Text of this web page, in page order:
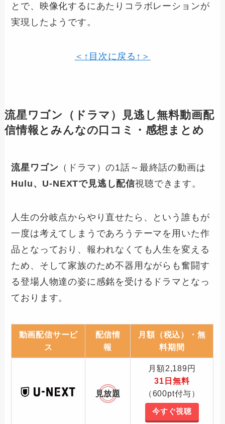
とで、映像化するにあたりコラボレーションが
実現したようです。
＜↑目次に戻る↑＞
流星ワゴン
（ドラマ）見逃し無料動画配
信情報とみんなの口コミ・感想まとめ
流星ワゴン （ドラマ）の1話～最終話の動画は
Hulu、U-NEXTで見逃し配信視聴できます。
人生の分岐点からやり直せたら、という誰もが
一度は考えてしまうであろうテーマを用いた作
品となっており、報われなくても人生を変える
ため、そして家族のため不器用ながらも奮闘す
る登場人物達の姿に感銘を受けるドラマとなっ
ております。
動画配信サービ
ス
配信情
報
月額（税込）・無
料期間
見放題
月額2,189円
31日無料
（600pt付与）
今すぐ視聴